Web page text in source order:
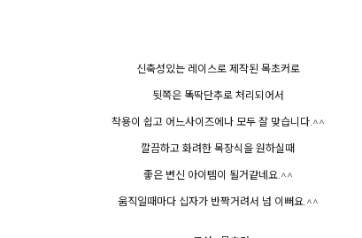
신축성있는 레이스로 제작된 목초커로
뒷쪽은 똑딱단추로 처리되어서
착용이 쉽고 어느사이즈에나 모두 잘 맞습니다.^^
깔끔하고 화려한 목장식을 원하실때
좋은 변신 아이템이 될거같네요.^^
움직일때마다 십자가 반짝거려서 넘 이뻐요.^^